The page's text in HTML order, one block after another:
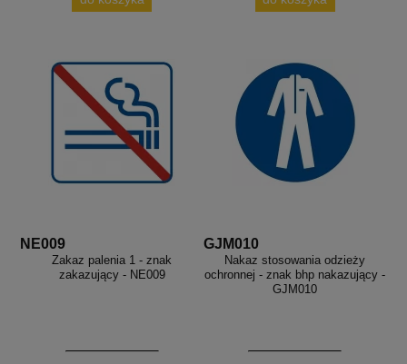
NE009
Zakaz palenia 1 - znak
zakazujący - NE009
GJM010
Nakaz stosowania odzieży
ochronnej - znak bhp nakazujący -
GJM010